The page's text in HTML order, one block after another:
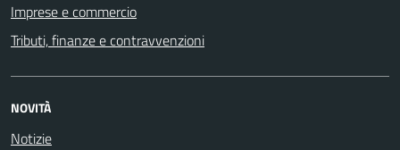
Imprese e commercio
Tributi, finanze e contravvenzioni
NOVITÀ
Notizie